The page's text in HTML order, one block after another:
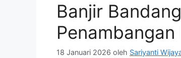
Banjir
Penambangan
18 Januari 2026 oleh Sariyanti